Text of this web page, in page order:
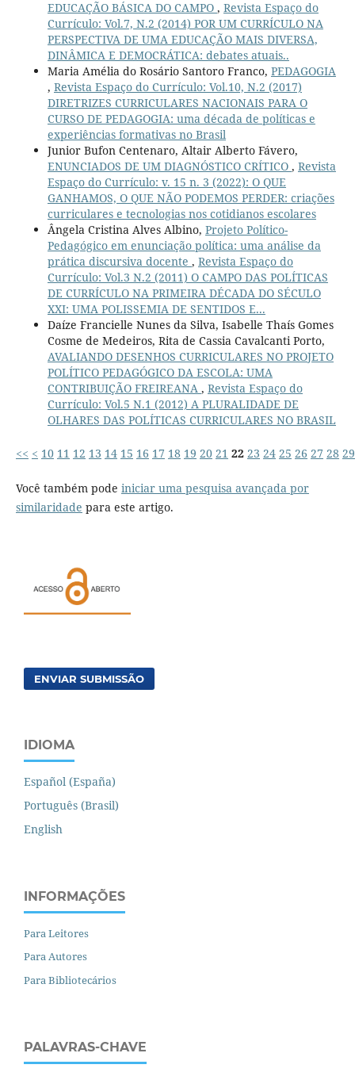
EDUCAÇÃO BÁSICA DO CAMPO , Revista Espaço do
Currículo: Vol.7, N.2 (2014) POR UM CURRÍCULO NA
PERSPECTIVA DE UMA EDUCAÇÃO MAIS DIVERSA,
DINÂMICA E DEMOCRÁTICA: debates atuais..
Maria Amélia do Rosário Santoro Franco, PEDAGOGIA
, Revista Espaço do Currículo: Vol.10, N.2 (2017)
DIRETRIZES CURRICULARES NACIONAIS PARA O
CURSO DE PEDAGOGIA: uma década de políticas e
experiências formativas no Brasil
Junior Bufon Centenaro, Altair Alberto Fávero,
ENUNCIADOS DE UM DIAGNÓSTICO CRÍTICO , Revista
Espaço do Currículo: v. 15 n. 3 (2022): O QUE
GANHAMOS, O QUE NÃO PODEMOS PERDER: criações
curriculares e tecnologias nos cotidianos escolares
Ângela Cristina Alves Albino, Projeto Político-
Pedagógico em enunciação política: uma análise da
prática discursiva docente , Revista Espaço do
Currículo: Vol.3 N.2 (2011) O CAMPO DAS POLÍTICAS
DE CURRÍCULO NA PRIMEIRA DÉCADA DO SÉCULO
XXI: UMA POLISSEMIA DE SENTIDOS E...
Daíze Francielle Nunes da Silva, Isabelle Thaís Gomes
Cosme de Medeiros, Rita de Cassia Cavalcanti Porto,
AVALIANDO DESENHOS CURRICULARES NO PROJETO
POLÍTICO PEDAGÓGICO DA ESCOLA: UMA
CONTRIBUIÇÃO FREIREANA , Revista Espaço do
Currículo: Vol.5 N.1 (2012) A PLURALIDADE DE
OLHARES DAS POLÍTICAS CURRICULARES NO BRASIL
<< < 10 11 12 13 14 15 16 17 18 19 20 21 22 23 24 25 26 27 28 29
Você também pode iniciar uma pesquisa avançada por
similaridade para este artigo.
ENVIAR SUBMISSÃO
IDIOMA
Español (España)
Português (Brasil)
English
INFORMAÇÕES
Para Leitores
Para Autores
Para Bibliotecários
PALAVRAS-CHAVE